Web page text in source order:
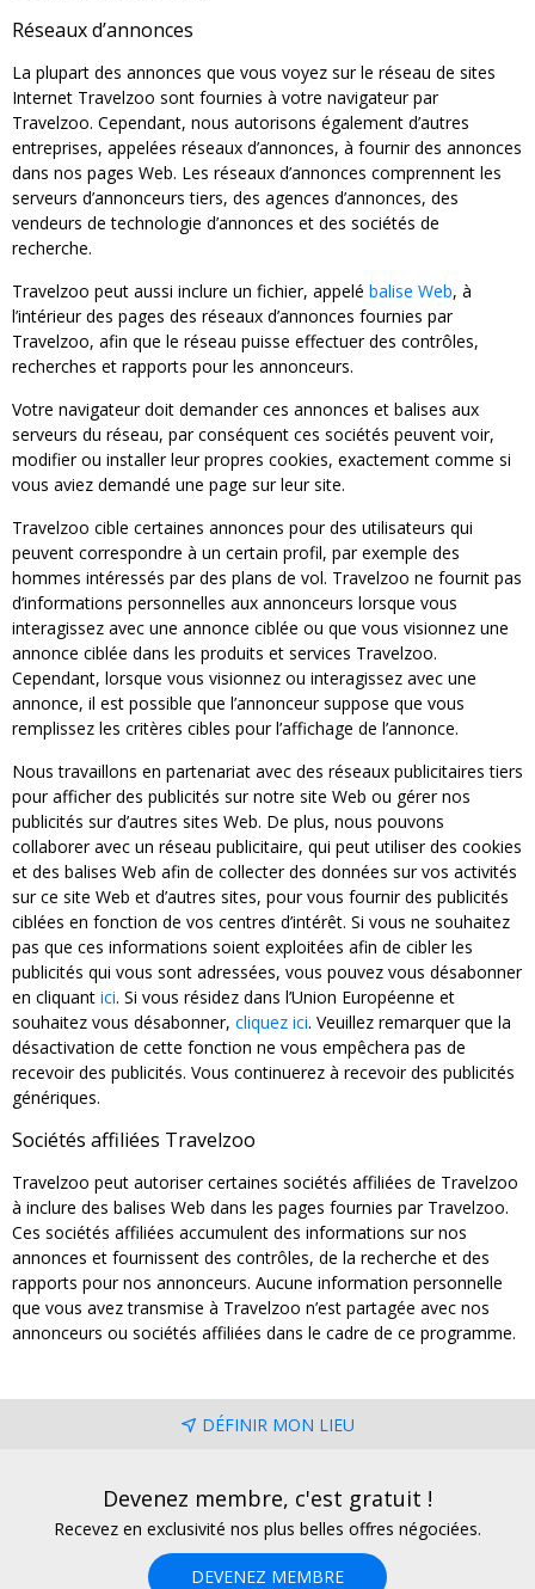
Réseaux d’annonces
La plupart des annonces que vous voyez sur le réseau de sites
Internet Travelzoo sont fournies à votre navigateur par
Travelzoo. Cependant, nous autorisons également d’autres
entreprises, appelées réseaux d’annonces, à fournir des annonces
dans nos pages Web. Les réseaux d’annonces comprennent les
serveurs d’annonceurs tiers, des agences d’annonces, des
vendeurs de technologie d’annonces et des sociétés de
recherche.
Travelzoo peut aussi inclure un fichier, appelé balise Web, à
l’intérieur des pages des réseaux d’annonces fournies par
Travelzoo, afin que le réseau puisse effectuer des contrôles,
recherches et rapports pour les annonceurs.
Votre navigateur doit demander ces annonces et balises aux
serveurs du réseau, par conséquent ces sociétés peuvent voir,
modifier ou installer leur propres cookies, exactement comme si
vous aviez demandé une page sur leur site.
Travelzoo cible certaines annonces pour des utilisateurs qui
peuvent correspondre à un certain profil, par exemple des
hommes intéressés par des plans de vol. Travelzoo ne fournit pas
d’informations personnelles aux annonceurs lorsque vous
interagissez avec une annonce ciblée ou que vous visionnez une
annonce ciblée dans les produits et services Travelzoo.
Cependant, lorsque vous visionnez ou interagissez avec une
annonce, il est possible que l’annonceur suppose que vous
remplissez les critères cibles pour l’affichage de l’annonce.
Nous travaillons en partenariat avec des réseaux publicitaires tiers
pour afficher des publicités sur notre site Web ou gérer nos
publicités sur d’autres sites Web. De plus, nous pouvons
collaborer avec un réseau publicitaire, qui peut utiliser des cookies
et des balises Web afin de collecter des données sur vos activités
sur ce site Web et d’autres sites, pour vous fournir des publicités
ciblées en fonction de vos centres d’intérêt. Si vous ne souhaitez
pas que ces informations soient exploitées afin de cibler les
publicités qui vous sont adressées, vous pouvez vous désabonner
en cliquant ici. Si vous résidez dans l’Union Européenne et
souhaitez vous désabonner, cliquez ici. Veuillez remarquer que la
désactivation de cette fonction ne vous empêchera pas de
recevoir des publicités. Vous continuerez à recevoir des publicités
génériques.
Sociétés affiliées Travelzoo
Travelzoo peut autoriser certaines sociétés affiliées de Travelzoo
à inclure des balises Web dans les pages fournies par Travelzoo.
Ces sociétés affiliées accumulent des informations sur nos
annonces et fournissent des contrôles, de la recherche et des
rapports pour nos annonceurs. Aucune information personnelle
que vous avez transmise à Travelzoo n’est partagée avec nos
annonceurs ou sociétés affiliées dans le cadre de ce programme.
DÉFINIR MON LIEU
Devenez membre, c'est gratuit !
Recevez en exclusivité nos plus belles offres négociées.
DEVENEZ MEMBRE